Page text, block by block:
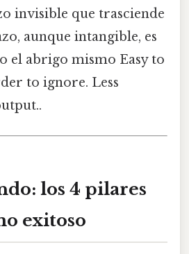
invisible que trasciende
aunque intangible, es
el abrigo mismo Easy to
to ignore. Less
los 4 pilares
exitoso